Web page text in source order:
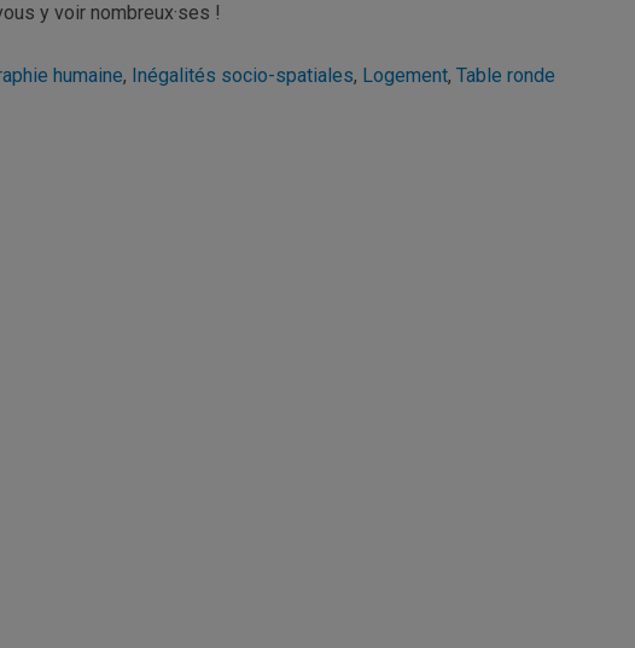
y voir nombreux·ses !
humaine, Inégalités socio-spatiales, Logement, Table ronde